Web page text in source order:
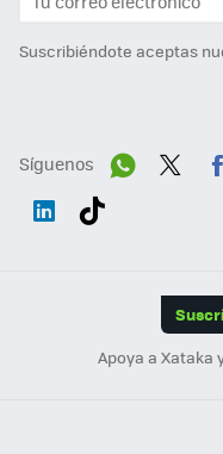
Suscribiéndote aceptas
Síguenos
Apoya a Xataka